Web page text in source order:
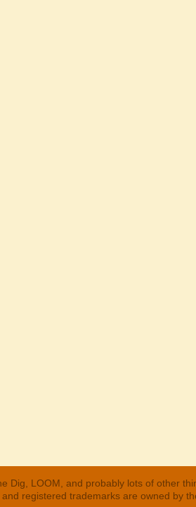
Dig, LOOM, and probably lots of other
registered trademarks are owned by